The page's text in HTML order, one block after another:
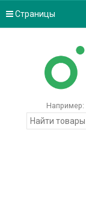
Страницы
Например: